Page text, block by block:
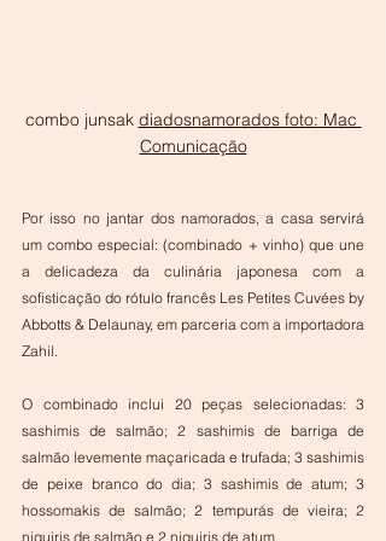
combo junsak diadosnamorados foto: Mac
Comunicação
Por isso no jantar dos namorados, a casa servirá
um combo especial: (combinado + vinho) que une
a delicadeza da culinária japonesa com a
sofisticação do rótulo francês Les Petites Cuvées by
Abbotts & Delaunay, em parceria com a importadora
Zahil.
O combinado inclui 20 peças selecionadas: 3
sashimis de salmão; 2 sashimis de barriga de
salmão levemente maçaricada e trufada; 3 sashimis
de peixe branco do dia; 3 sashimis de atum; 3
hossomakis de salmão; 2 tempurás de vieira; 2
niguiris de salmão e 2 niguiris de atum.